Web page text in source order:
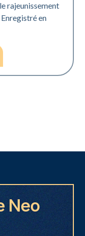
rajeunissement
en
Neo